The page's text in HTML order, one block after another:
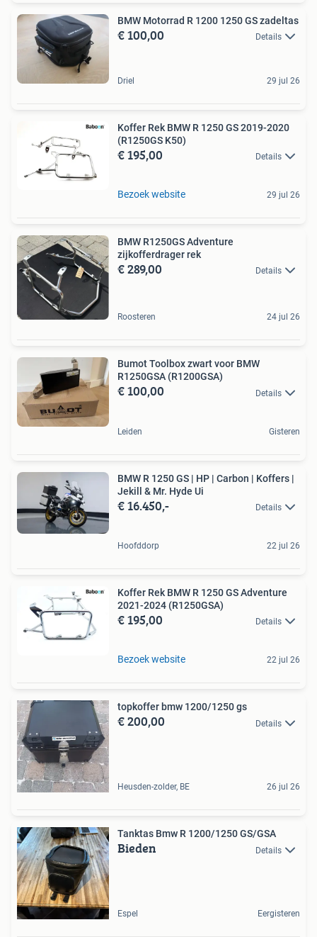
BMW Motorrad R 1200 1250 GS zadeltas
€ 100,00 Details
Driel 29 jul 26
Koffer Rek BMW R 1250 GS 2019-2020
(R1250GS K50)
€ 195,00 Details
Bezoek website 29 jul 26
BMW R1250GS Adventure
zijkofferdrager rek
€ 289,00 Details
Roosteren 24 jul 26
Bumot Toolbox zwart voor BMW
R1250GSA (R1200GSA)
€ 100,00 Details
Leiden Gisteren
BMW R 1250 GS | HP | Carbon | Koffers |
Jekill & Mr. Hyde Ui
€ 16.450,- Details
Hoofddorp 22 jul 26
Koffer Rek BMW R 1250 GS Adventure
2021-2024 (R1250GSA)
€ 195,00 Details
Bezoek website 22 jul 26
topkoffer bmw 1200/1250 gs
€ 200,00 Details
Heusden-zolder, BE 26 jul 26
Tanktas Bmw R 1200/1250 GS/GSA
Bieden Details
Espel Eergisteren